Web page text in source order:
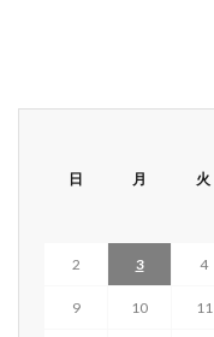
日 月 火
2 3 4
9 10 11